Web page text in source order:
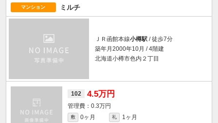
マンション ミルチ
ＪＲ函館本線小樽駅 / 徒歩7分
築年月2000年10月 / 4階建
北海道小樽市色内２丁目
102 4.5万円
0.3万円
敷 0ヶ月 礼
1ヶ月